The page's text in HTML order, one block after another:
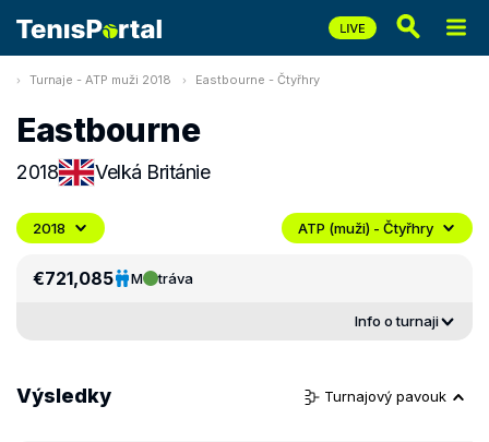
Turnaje - ATP muži 2018 Eastbourne - Čtyřhry
Eastbourne
2018 Velká Británie
2018 ATP (muži) - Čtyřhry
€721,085 M tráva
Info o turnaji
Výsledky Turnajový pavouk